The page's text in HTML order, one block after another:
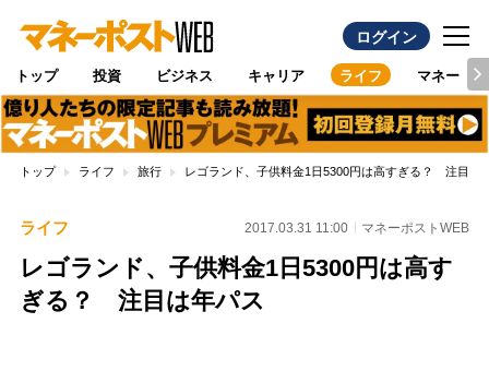
ログイン
トップ 投資 ビジネス キャリア ライフ マネー
トップ ライフ 旅行 レゴランド、子供料金1日5300円は高すぎる？ 注目は
ライフ 2017.03.31 11:00 マネーポストWEB
レゴランド、子供料金1日5300円は高す
ぎる？ 注目は年パス